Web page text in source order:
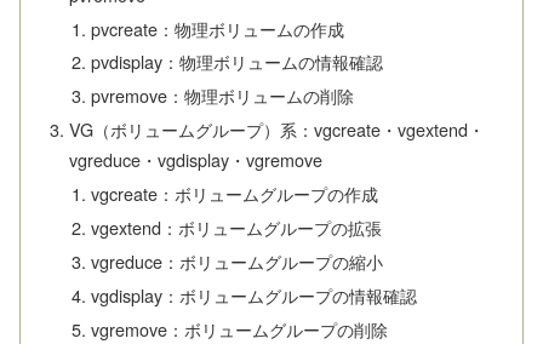
pvcreate：物理ボリュームの作成
pvdisplay：物理ボリュームの情報確認
pvremove：物理ボリュームの削除
VG（ボリュームグループ）系：vgcreate・vgextend・
vgreduce・vgdisplay・vgremove
vgcreate：ボリュームグループの作成
vgextend：ボリュームグループの拡張
vgreduce：ボリュームグループの縮小
vgdisplay：ボリュームグループの情報確認
vgremove：ボリュームグループの削除